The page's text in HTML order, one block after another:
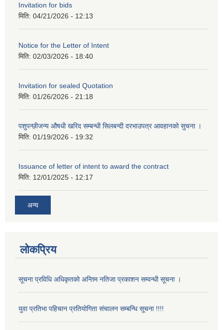
Invitation for bids
मिति: 04/21/2026 - 12:13
Notice for the Letter of Intent
मिति: 02/03/2026 - 18:40
Invitation for sealed Quotation
मिति: 01/26/2026 - 21:18
पशुपन्छीजन्य औषधी खरिद सम्बन्धी सिलबन्दी दरभाउपत्र आवहानको सुचना ।
मिति: 01/19/2026 - 19:32
Issuance of letter of intent to award the contract
मिति: 12/01/2025 - 12:17
अन्य
लोकप्रिय
सूचना प्रविधि अधिकृतको अन्तिम नतिजा प्रकाशन सम्वन्धी सूचना ।
युवा प्रतिभा पहिचान प्रतियोगिता संचालन सम्बन्धि सूचना !!!!